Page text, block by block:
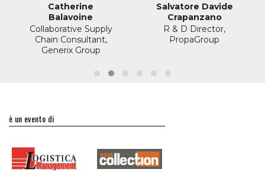
Catherine
Balavoine
Collaborative Supply
Chain Consultant,
Generix Group
Salvatore Davide
Crapanzano
R & D Director,
PropaGroup
è un evento di